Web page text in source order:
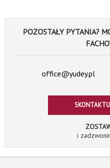
POZOSTAŁY PYTANIA?
office@yudey.pl
i